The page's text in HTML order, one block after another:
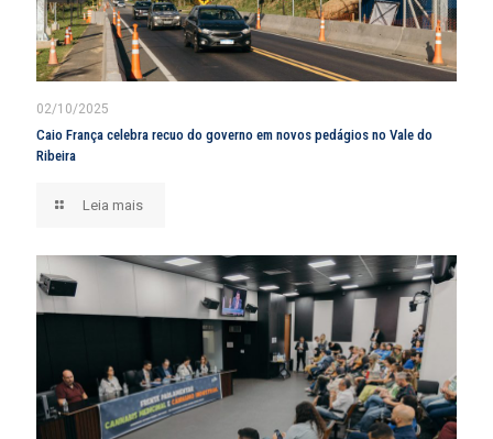
02/10/2025
Caio França celebra recuo do governo em novos pedágios no Vale do
Ribeira
Leia mais